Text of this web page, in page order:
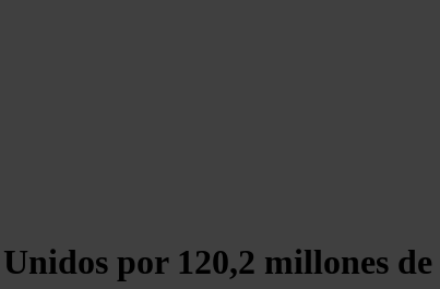
por 120,2 millones de